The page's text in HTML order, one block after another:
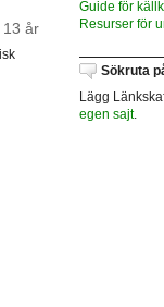
13 år
Guide för
Resurser för
Sökruta
Lägg
egen sajt.